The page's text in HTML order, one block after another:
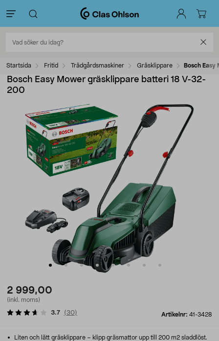
Startsida Fritid Trädgårdsmaskiner Gräsklippare Bosch
Bosch Easy Mower gräsklippare batteri 18 V-32-
200
2 999,00
(inkl. moms)
Artikelnr: 41-3428
3.7 (30)
Liten och lätt gräsklippare – klipp gräsmattor upp till 200 m2 sladdlöst.